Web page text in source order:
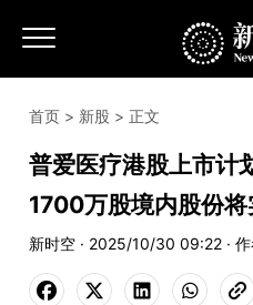
首页 > 新股 > 正文
普爱医疗港股上市计
1700万股境内股份
新时空 · 2025/10/30 09:22 ·